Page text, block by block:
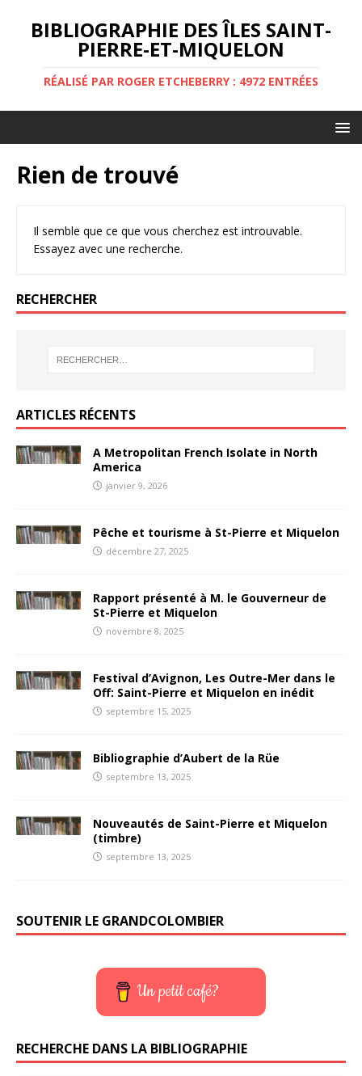
BIBLIOGRAPHIE DES ÎLES SAINT-
PIERRE-ET-MIQUELON
RÉALISÉ PAR ROGER ETCHEBERRY : 4972 ENTRÉES
Rien de trouvé
Il semble que ce que vous cherchez est introuvable.
Essayez avec une recherche.
RECHERCHER
ARTICLES RÉCENTS
A Metropolitan French Isolate in North
America
janvier 9, 2026
Pêche et tourisme à St-Pierre et Miquelon
décembre 27, 2025
Rapport présenté à M. le Gouverneur de
St-Pierre et Miquelon
novembre 8, 2025
Festival d’Avignon, Les Outre-Mer dans le
Off: Saint-Pierre et Miquelon en inédit
septembre 15, 2025
Bibliographie d’Aubert de la Rüe
septembre 13, 2025
Nouveautés de Saint-Pierre et Miquelon
(timbre)
septembre 13, 2025
SOUTENIR LE GRANDCOLOMBIER
Un petit café?
RECHERCHE DANS LA BIBLIOGRAPHIE